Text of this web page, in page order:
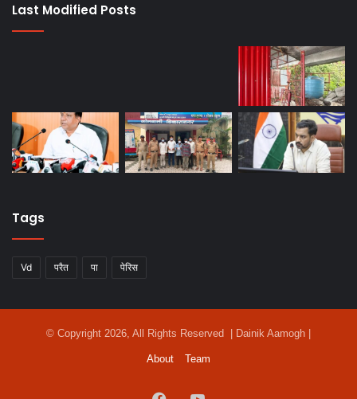
Last Modified Posts
Tags
Vd परैत पा पेरिस
© Copyright 2026, All Rights Reserved | Dainik Aamogh |
About Team